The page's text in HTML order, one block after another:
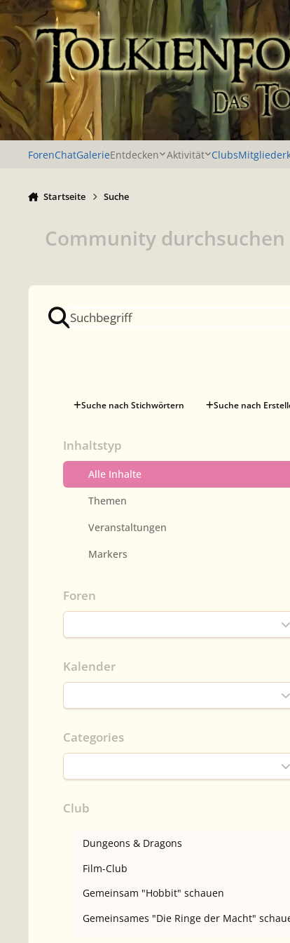
Zu Inhalt springen
ForenChatGalerieEntdecken Aktivität Clubs
Startseite Suche
Community durchsuchen
Suche nach Stichwörtern Suche nach
Inhaltstyp
Alle Inhalte
Themen
Veranstaltungen
Markers
Foren
Kalender
Categories
Club